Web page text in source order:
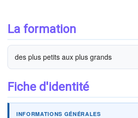
La formation
des plus petits aux plus grands
Fiche d'identité
INFORMATIONS GÉNÉRALES